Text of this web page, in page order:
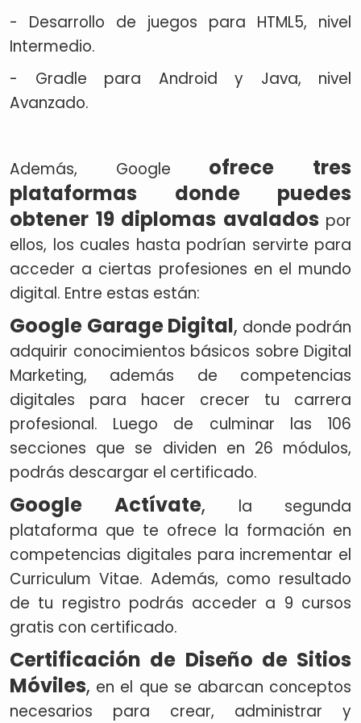
- Desarrollo de juegos para HTML5, nivel
Intermedio.
- Gradle para Android y Java, nivel
Avanzado.
Además, Google ofrece tres
plataformas donde puedes
obtener 19 diplomas avalados por
ellos, los cuales hasta podrían servirte para
acceder a ciertas profesiones en el mundo
digital. Entre estas están:
Google Garage Digital, donde podrán
adquirir conocimientos básicos sobre Digital
Marketing, además de competencias
digitales para hacer crecer tu carrera
profesional. Luego de culminar las 106
secciones que se dividen en 26 módulos,
podrás descargar el certificado.
Google Actívate, la segunda
plataforma que te ofrece la formación en
competencias digitales para incrementar el
Curriculum Vitae. Además, como resultado
de tu registro podrás acceder a 9 cursos
gratis con certificado.
Certificación de Diseño de Sitios
Móviles, en el que se abarcan conceptos
necesarios para crear, administrar y